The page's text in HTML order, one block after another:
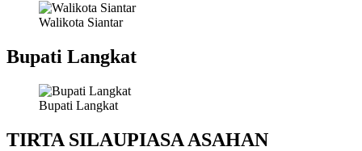
Walikota Siantar
Bupati Langkat
Bupati Langkat
TIRTA SILAUPIASA ASAHAN